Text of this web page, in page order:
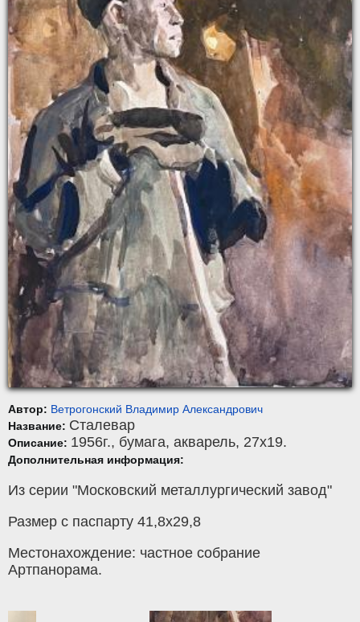
Автор: Ветрогонский Владимир Александрович
Название: Сталевар
Описание: 1956г., бумага, акварель, 27x19.
Дополнительная информация:
Из серии "Московский металлургический завод"
Размер с паспарту 41,8х29,8
Местонахождение: частное собрание
Артпанорама.